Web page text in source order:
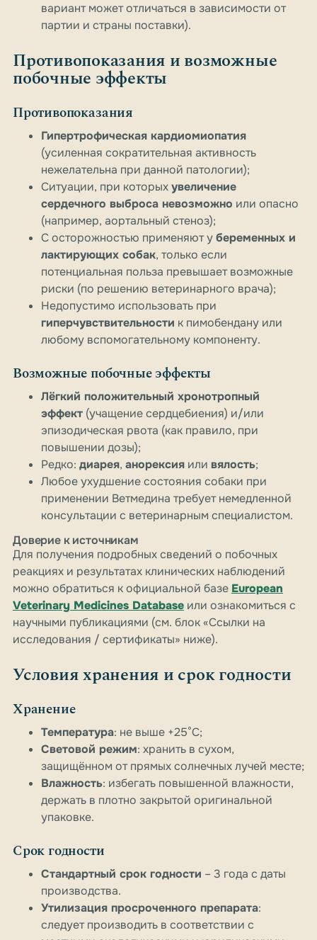
вариант может отличаться в зависимости от
партии и страны поставки).
Противопоказания и возможные
побочные эффекты
Противопоказания
Гипертрофическая кардиомиопатия
(усиленная сократительная активность
нежелательна при данной патологии);
Ситуации, при которыхувеличение
сердечного выброса невозможно или опасно
(например, аортальный стеноз);
С осторожностью применяют убеременных и
лактирующих собак, только если
потенциальная польза превышает возможные
риски (по решению ветеринарного врача);
Недопустимо использовать при
гиперчувствительности к пимобендану или
любому вспомогательному компоненту.
Возможные побочные эффекты
Лёгкий положительный хронотропный
эффект (учащение сердцебиения) и/или
эпизодическая рвота (как правило, при
повышении дозы);
Редко: диарея, анорексия или вялость;
Любое ухудшение состояния собаки при
применении Ветмедина требует немедленной
консультации с ветеринарным специалистом.
Доверие к источникам
Для получения подробных сведений о побочных
реакциях и результатах клинических наблюдений
можно обратиться к официальной базе European
Veterinary Medicines Database или ознакомиться с
научными публикациями (см. блок «Ссылки на
исследования / сертификаты» ниже).
Условия хранения и срок годности
Хранение
Температура: не выше +25°C;
Световой режим: хранить в сухом,
защищённом от прямых солнечных лучей месте;
Влажность: избегать повышенной влажности,
держать в плотно закрытой оригинальной
упаковке.
Срок годности
Стандартный срок годности – 3 года с даты
производства.
Утилизация просроченного препарата:
следует производить в соответствии с